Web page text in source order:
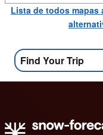
Lista de todos mapas
Find Your Trip